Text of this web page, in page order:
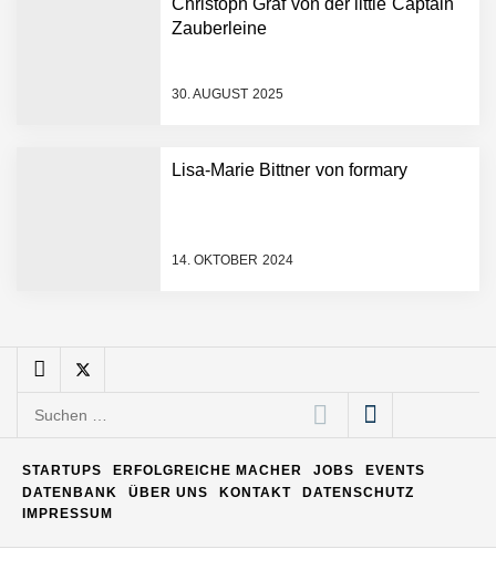
Christoph Graf von der little Captain
Zauberleine
30. AUGUST 2025
Lisa-Marie Bittner von formary
14. OKTOBER 2024
Entwicklungsprozesse
Pyck im Employer Portrait
Generation von Warehouse
Software – flexibel, offen,
ELOPRINT im Employer
Portrait
Suchen
STARTUPS ERFOLGREICHE MACHER JOBS
EVENTS
DATENBANK
ÜBER UNS KONTAKT
DATENSCHUTZ
IMPRESSUM